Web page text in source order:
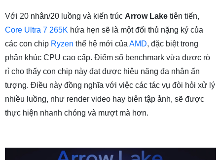
Với 20 nhân/20 luồng và kiến trúc Arrow Lake tiên tiến,
Core Ultra 7 265K hứa hẹn sẽ là một đối thủ nặng ký của
các con chip Ryzen thế hệ mới của AMD, đặc biệt trong
phân khúc CPU cao cấp. Điểm số benchmark vừa được rò
rỉ cho thấy con chip này đạt được hiệu năng đa nhân ấn
tượng. Điều này đồng nghĩa với việc các tác vụ đòi hỏi xử lý
nhiều luồng, như render video hay biên tập ảnh, sẽ được
thực hiện nhanh chóng và mượt mà hơn.